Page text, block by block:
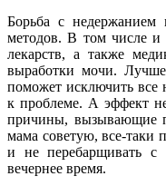
Борьба с недержанием
методов. В том числе и
лекарств, а также
выработки мочи.
поможет исключить все
к проблеме. А эффект
причины, вызывающие
мама советую, все-таки
и не перебарщивать
вечернее время.